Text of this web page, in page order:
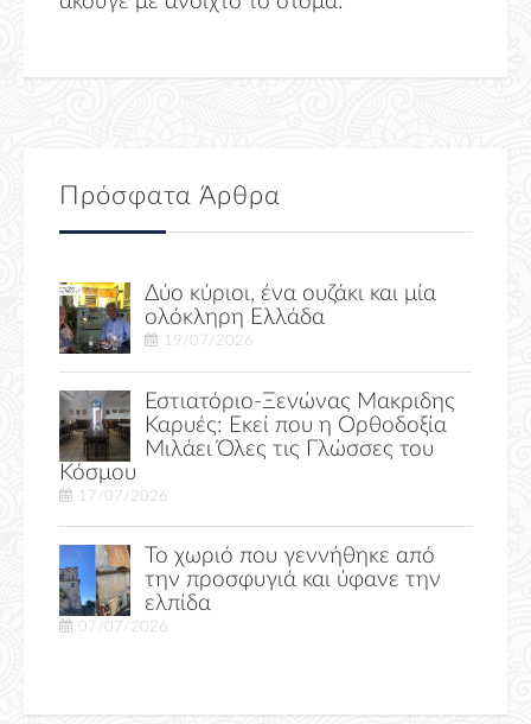
Πρόσφατα Άρθρα
Δύο κύριοι, ένα ουζάκι και μία
ολόκληρη Ελλάδα
19/07/2026
Εστιατόριο-Ξενώνας Μακριδης
Καρυές: Εκεί που η Ορθοδοξία
Μιλάει Όλες τις Γλώσσες του
Κόσμου
17/07/2026
Το χωριό που γεννήθηκε από
την προσφυγιά και ύφανε την
ελπίδα
07/07/2026